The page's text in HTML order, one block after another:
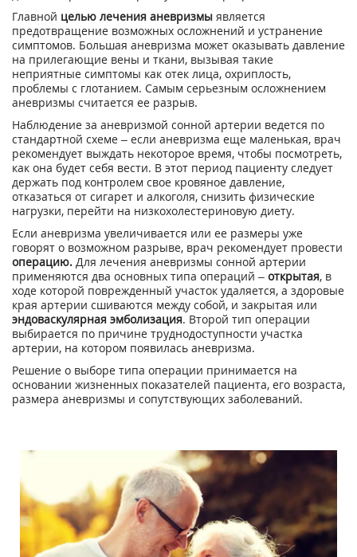
Главной целью лечения аневризмы является
предотвращение возможных осложнений и устранение
симптомов. Большая аневризма может оказывать давление
на прилегающие вены и ткани, вызывая такие
неприятные симптомы как отек лица, охриплость,
проблемы с глотанием. Самым серьезным осложнением
аневризмы считается ее разрыв.
Наблюдение за аневризмой сонной артерии ведется по
стандартной схеме – если аневризма еще маленькая, врач
рекомендует выждать некоторое время, чтобы посмотреть,
как она будет себя вести. В этот период пациенту следует
держать под контролем свое кровяное давление,
отказаться от сигарет и алкоголя, снизить физические
нагрузки, перейти на низкохолестериновую диету.
Если аневризма увеличивается или ее размеры уже
говорят о возможном разрыве, врач рекомендует провести
операцию. Для лечения аневризмы сонной артерии
применяются два основных типа операций – открытая, в
ходе которой поврежденный участок удаляется, а здоровые
края артерии сшиваются между собой, и закрытая или
эндоваскулярная эмболизация. Второй тип операции
выбирается по причине труднодоступности участка
артерии, на котором появилась аневризма.
Решение о выборе типа операции принимается на
основании жизненных показателей пациента, его возраста,
размера аневризмы и сопутствующих заболеваний.